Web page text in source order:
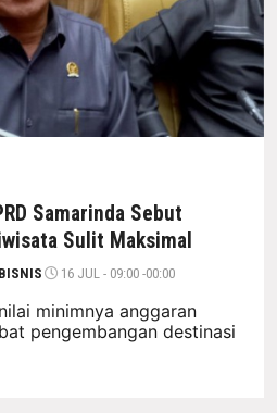
Samarinda Sebut
Sulit Maksimal
16 JUL - 09:00 -00:00
minimnya anggaran
pengembangan destinasi